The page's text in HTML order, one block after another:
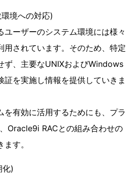
境への対応)
ユーザーのシステム環境には様々
用されています。そのため、特定
ず、主要なUNIXおよびWindows
証を実施し情報を提供していきま
を有効に活用するためにも、プラ
Oracle9i RACとの組み合わせの
す。
化)